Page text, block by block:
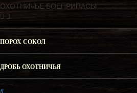
ОХОТНИЧЬЕ БОЕПРИПАСЫ
ПОРОХ СОКОЛ
ДРОБЬ ОХОТНИЧЬЯ